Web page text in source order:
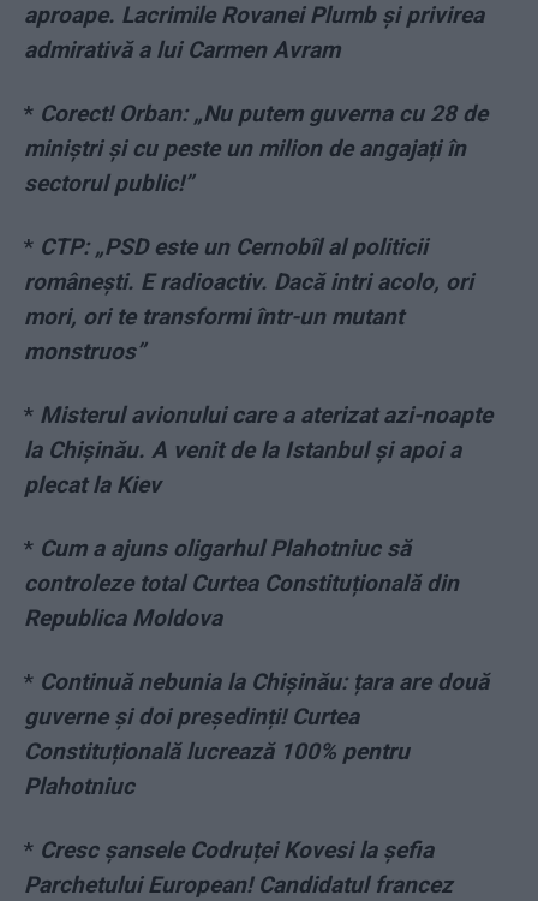
aproape. Lacrimile Rovanei Plumb și privirea
admirativă a lui Carmen Avram
* Corect! Orban: „Nu putem guverna cu 28 de
miniștri și cu peste un milion de angajați în
sectorul public!”
* CTP: „PSD este un Cernobîl al politicii
românești. E radioactiv. Dacă intri acolo, ori
mori, ori te transformi într-un mutant
monstruos”
* Misterul avionului care a aterizat azi-noapte
la Chișinău. A venit de la Istanbul și apoi a
plecat la Kiev
* Cum a ajuns oligarhul Plahotniuc să
controleze total Curtea Constituțională din
Republica Moldova
* Continuă nebunia la Chișinău: țara are două
guverne și doi președinți! Curtea
Constituțională lucrează 100% pentru
Plahotniuc
* Cresc şansele Codruței Kovesi la şefia
Parchetului European! Candidatul francez